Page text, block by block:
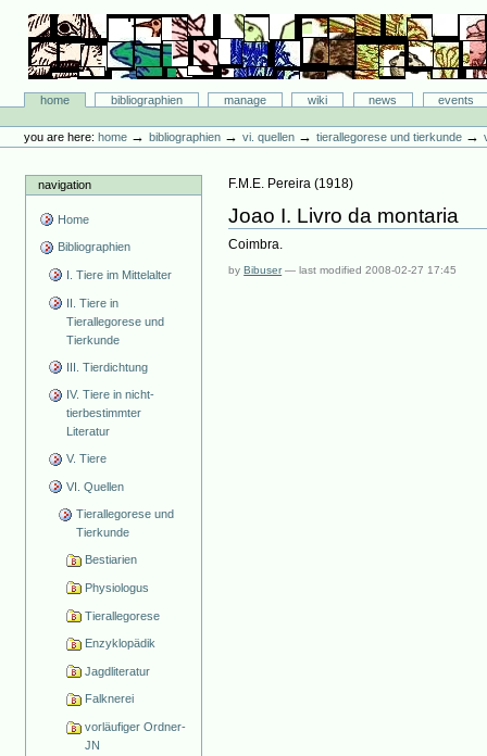
content.
navigation
Bibliographie-Portal
Sectionshome bibliographien manage wiki news
events
tools
you are here: home →bibliographien →vi. quellen →tierallegorese und tierkunde →
navigation
Home
Bibliographien
I. Tiere im Mittelalter
II. Tiere in
Tierallegorese und
Tierkunde
III. Tierdichtung
IV. Tiere in nicht-
tierbestimmter
Literatur
V. Tiere
VI. Quellen
Tierallegorese und
Tierkunde
Bestiarien
Physiologus
Tierallegorese
Enzyklopädik
Jagdliteratur
Falknerei
vorläufiger Ordner-
JN
F.M.E. Pereira (1918)
Joao I. Livro da montaria
Coimbra.
byBibuser —last modified2008-02-27 17:45